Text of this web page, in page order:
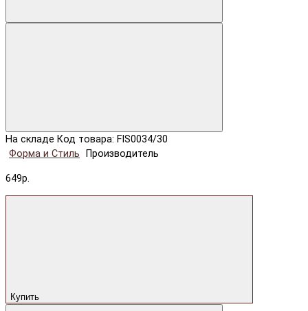
На складе Код товара: FIS0034/30
Форма и Стиль
Производитель
649р.
Купить